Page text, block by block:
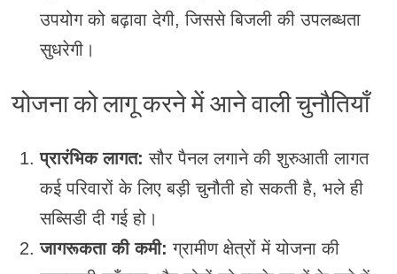
उपयोग को बढ़ावा देगी, जिससे बिजली की उपलब्धता
सुधरेगी।
योजना को लागू करने में आने वाली चुनौतियाँ
प्रारंभिक लागत: सौर पैनल लगाने की शुरुआती लागत
कई परिवारों के लिए बड़ी चुनौती हो सकती है, भले ही
सब्सिडी दी गई हो।
जागरूकता की कमी: ग्रामीण क्षेत्रों में योजना की